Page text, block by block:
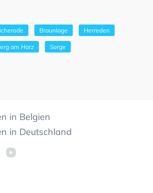
Braunlage Herreden
am Harz Sorge
in Belgien
in Deutschland